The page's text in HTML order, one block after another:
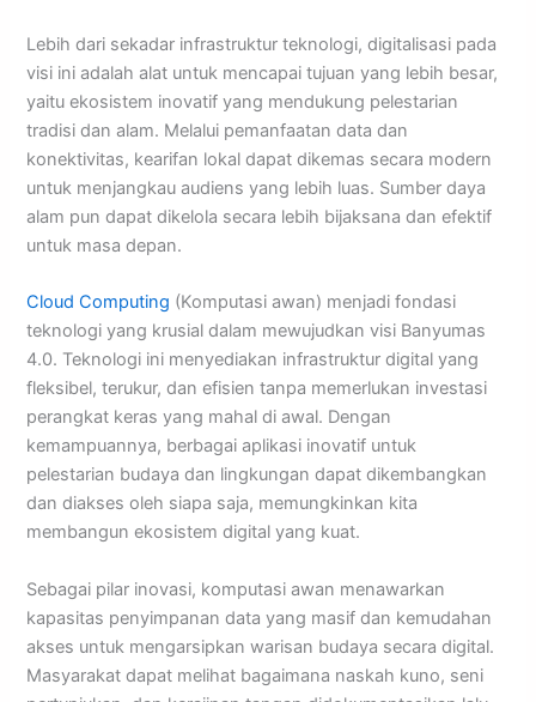
Lebih dari sekadar infrastruktur teknologi, digitalisasi pada
visi ini adalah alat untuk mencapai tujuan yang lebih besar,
yaitu ekosistem inovatif yang mendukung pelestarian
tradisi dan alam. Melalui pemanfaatan data dan
konektivitas, kearifan lokal dapat dikemas secara modern
untuk menjangkau audiens yang lebih luas. Sumber daya
alam pun dapat dikelola secara lebih bijaksana dan efektif
untuk masa depan.
Cloud Computing (Komputasi awan) menjadi fondasi
teknologi yang krusial dalam mewujudkan visi Banyumas
4.0. Teknologi ini menyediakan infrastruktur digital yang
fleksibel, terukur, dan efisien tanpa memerlukan investasi
perangkat keras yang mahal di awal. Dengan
kemampuannya, berbagai aplikasi inovatif untuk
pelestarian budaya dan lingkungan dapat dikembangkan
dan diakses oleh siapa saja, memungkinkan kita
membangun ekosistem digital yang kuat.
Sebagai pilar inovasi, komputasi awan menawarkan
kapasitas penyimpanan data yang masif dan kemudahan
akses untuk mengarsipkan warisan budaya secara digital.
Masyarakat dapat melihat bagaimana naskah kuno, seni